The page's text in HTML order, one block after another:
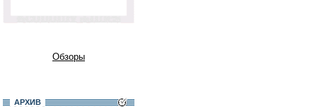
Обзоры
АРХИВ